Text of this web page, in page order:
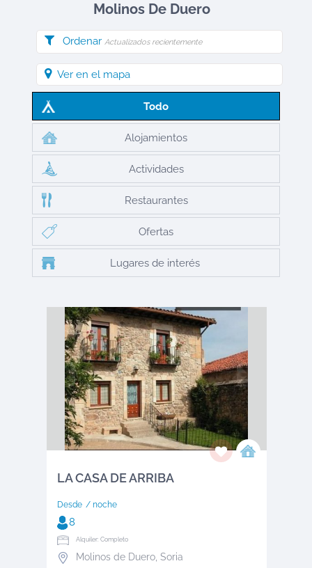
Molinos De Duero
Ordenar Actualizados recientemente
Ver en el mapa
Todo
Alojamientos
Actividades
Restaurantes
Ofertas
Lugares de interés
LA CASA DE ARRIBA
Desde / noche
8
Alquiler: Completo
Molinos de Duero, Soria